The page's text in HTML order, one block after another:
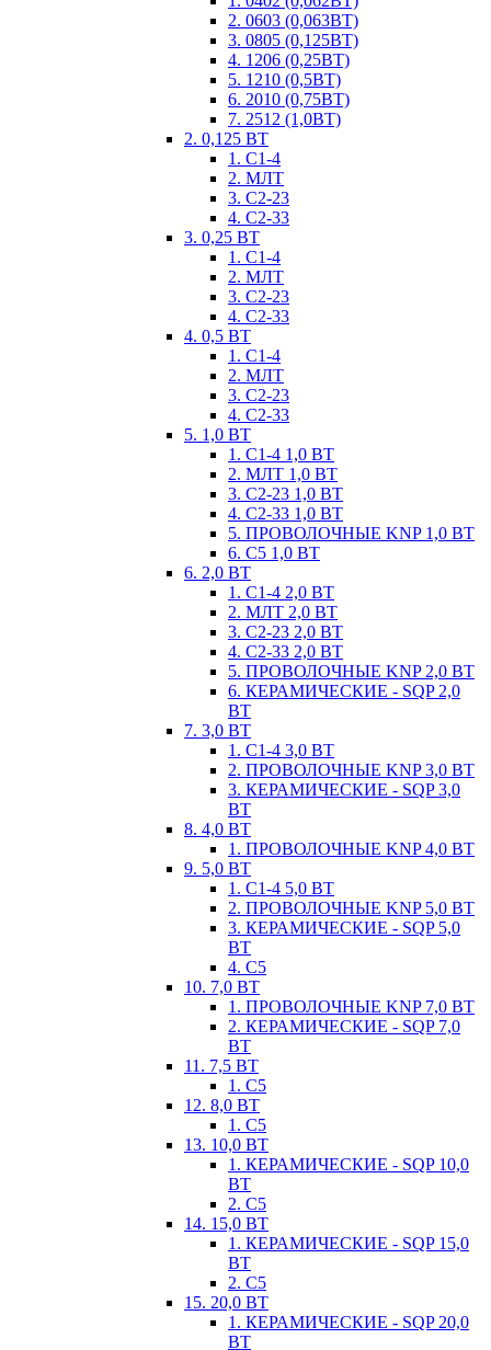
2. 0603 (0,063ВТ)
3. 0805 (0,125ВТ)
4. 1206 (0,25ВТ)
5. 1210 (0,5ВТ)
6. 2010 (0,75ВТ)
7. 2512 (1,0ВТ)
2. 0,125 ВТ
1. С1-4
2. МЛТ
3. С2-23
4. С2-33
3. 0,25 ВТ
1. С1-4
2. МЛТ
3. С2-23
4. С2-33
4. 0,5 ВТ
1. С1-4
2. МЛТ
3. С2-23
4. С2-33
5. 1,0 ВТ
1. С1-4 1,0 ВТ
2. МЛТ 1,0 ВТ
3. С2-23 1,0 ВТ
4. С2-33 1,0 ВТ
5. ПРОВОЛОЧНЫЕ KNP 1,0 ВТ
6. С5 1,0 ВТ
6. 2,0 ВТ
1. С1-4 2,0 ВТ
2. МЛТ 2,0 ВТ
3. С2-23 2,0 ВТ
4. С2-33 2,0 ВТ
5. ПРОВОЛОЧНЫЕ KNP 2,0 ВТ
6. КЕРАМИЧЕСКИЕ - SQP 2,0
ВТ
7. 3,0 ВТ
1. С1-4 3,0 ВТ
2. ПРОВОЛОЧНЫЕ KNP 3,0 ВТ
3. КЕРАМИЧЕСКИЕ - SQP 3,0
ВТ
8. 4,0 ВТ
1. ПРОВОЛОЧНЫЕ KNP 4,0 ВТ
9. 5,0 ВТ
1. С1-4 5,0 ВТ
2. ПРОВОЛОЧНЫЕ KNP 5,0 ВТ
3. КЕРАМИЧЕСКИЕ - SQP 5,0
ВТ
4. С5
10. 7,0 ВТ
1. ПРОВОЛОЧНЫЕ KNP 7,0 ВТ
2. КЕРАМИЧЕСКИЕ - SQP 7,0
ВТ
11. 7,5 ВТ
1. С5
12. 8,0 ВТ
1. С5
13. 10,0 ВТ
1. КЕРАМИЧЕСКИЕ - SQP 10,0
ВТ
2. С5
14. 15,0 ВТ
1. КЕРАМИЧЕСКИЕ - SQP 15,0
ВТ
2. С5
15. 20,0 ВТ
1. КЕРАМИЧЕСКИЕ - SQP 20,0
ВТ